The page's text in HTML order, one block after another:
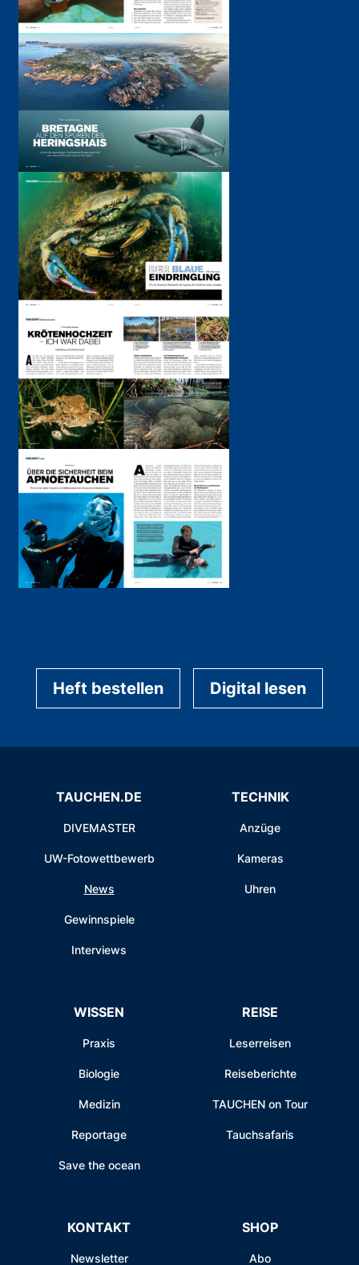
Heft bestellen Digital lesen
TAUCHEN.DE
DIVEMASTER
UW-Fotowettbewerb
News
Gewinnspiele
Interviews
TECHNIK
Anzüge
Kameras
Uhren
WISSEN
Praxis
Biologie
Medizin
Reportage
Save the ocean
REISE
Leserreisen
Reiseberichte
TAUCHEN on Tour
Tauchsafaris
KONTAKT
Newsletter
SHOP
Abo